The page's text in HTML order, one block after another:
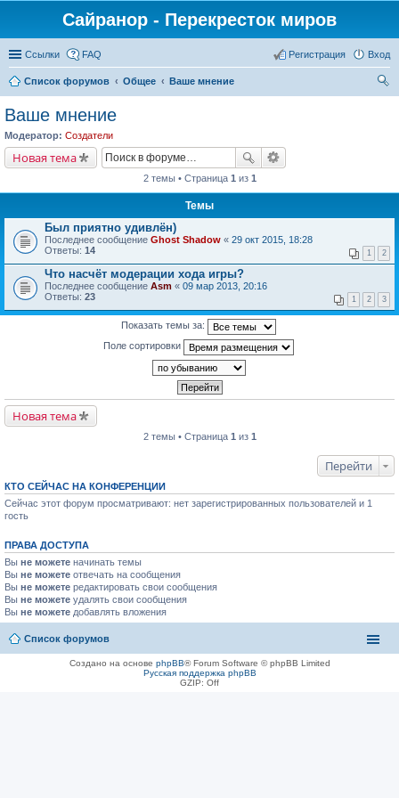
Сайранор - Перекресток миров
Ссылки FAQ Вход
Регистрация
Список форумов Общее
Ваше мнение
Ваше мнение
Модератор: Создатели
Новая тема
2 темы • Страница 1 из 1
Темы
Был приятно удивлён)
Последнее сообщение Ghost Shadow « 29 окт 2015, 18:28
Ответы: 14 1 2
Что насчёт модерации хода игры?
Последнее сообщение Asm « 09 мар 2013, 20:16
Ответы: 23 1 2 3
Показать темы за:
Поле сортировки
Новая тема
2 темы • Страница 1 из 1
Перейти
КТО СЕЙЧАС НА КОНФЕРЕНЦИИ
Сейчас этот форум просматривают: нет зарегистрированных пользователей и 1
гость
ПРАВА ДОСТУПА
Вы не можете начинать темы
Вы не можете отвечать на сообщения
Вы не можете редактировать свои сообщения
Вы не можете удалять свои сообщения
Вы не можете добавлять вложения
Список форумов
Создано на основе phpBB® Forum Software © phpBB Limited
Русская поддержка phpBB
GZIP: Off